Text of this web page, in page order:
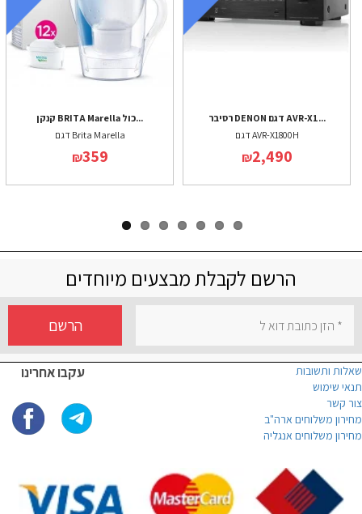
קנקן BRITA Marella כול...
דגם Brita Marella
₪359
רסיבר DENON דגם AVR-X1...
דגם AVR-X1800H
₪2,490
הרשם לקבלת מבצעים מיוחדים
הרשם
עקבו אחרינו
שאלות ותשובות
תנאי שימוש
צור קשר
מחירון משלוחים ארה"ב
מחירון משלוחים אנגליה